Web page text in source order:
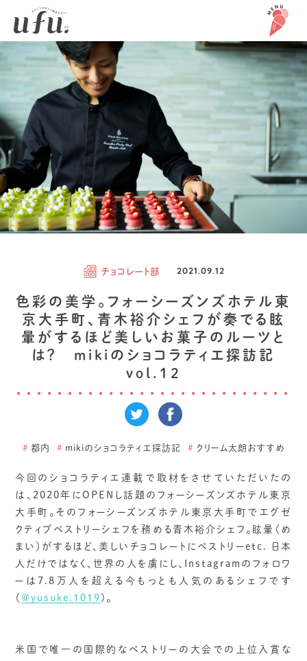
チョコレート部 2021.09.12
色彩の美学。フォーシーズンズホテル東
京大手町、青木裕介シェフが奏でる眩
暈がするほど美しいお菓子のルーツと
は？ mikiのショコラティエ探訪記
vol.12
# 都内 # mikiのショコラティエ探訪記 # クリーム太朗おすすめ
今回のショコラティエ連載で取材をさせていただいたの
は、2020年にOPENし話題のフォーシーズンズホテル東京
大手町。そのフォーシーズンズホテル東京大手町でエグゼ
クティブペストリーシェフを務める青木裕介シェフ。眩暈（め
まい）がするほど、美しいチョコレートにペストリーetc. 日本
人だけではなく、世界の人を虜にし、Instagramのフォロワ
ーは7.8万人を超える今もっとも人気のあるシェフです
（ @yusuke.1019 )。
米国で唯一の国際的なペストリーの大会での上位入賞な